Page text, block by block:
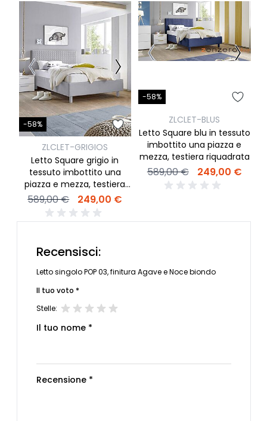
-58%
ZLCLET-GRIGIOS
Letto Square grigio in
tessuto imbottito una
piazza e mezza, testiera
riquadrata
589,00 € 249,00 €
-58%
ZLCLET-BLUS
Letto Square blu in tessuto
imbottito una piazza e
mezza, testiera riquadrata
589,00 € 249,00 €
Recensisci:
Letto singolo POP 03, finitura Agave e Noce biondo
Il tuo voto *
Stelle:
Il tuo nome *
Recensione *